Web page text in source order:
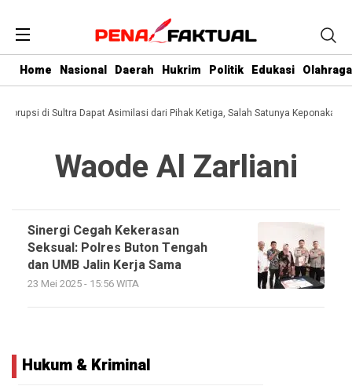
Home Nasional Daerah Hukrim Politik Edukasi Olahraga
Korupsi di Sultra Dapat Asimilasi dari Pihak Ketiga, Salah Satunya Keponakan
Waode Al Zarliani
Sinergi Cegah Kekerasan
Seksual: Polres Buton Tengah
dan UMB Jalin Kerja Sama
23 Mei 2025 - 15:56 WITA
Hukum & Kriminal